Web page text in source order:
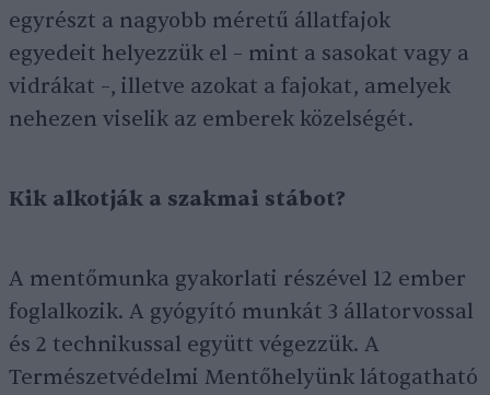
egyrészt a nagyobb méretű állatfajok
egyedeit helyezzük el – mint a sasokat vagy a
vidrákat –, illetve azokat a fajokat, amelyek
nehezen viselik az emberek közelségét.
Kik alkotják a szakmai stábot?
A mentőmunka gyakorlati részével 12 ember
foglalkozik. A gyógyító munkát 3 állatorvossal
és 2 technikussal együtt végezzük. A
Természetvédelmi Mentőhelyünk látogatható